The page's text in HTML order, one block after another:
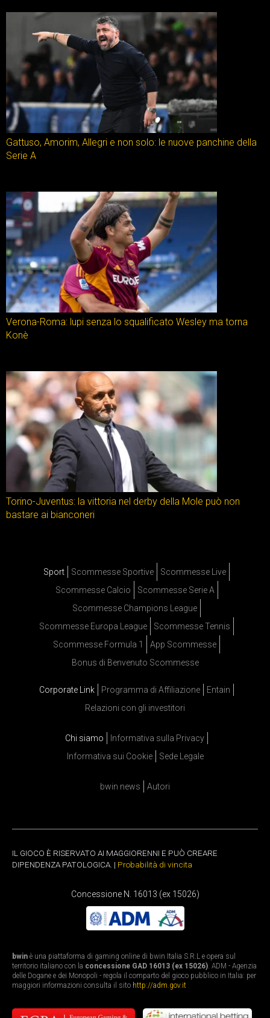
Gattuso, Amorim, Allegri e non solo: le nuove panchine della
Serie A
Verona-Roma: lupi senza lo squalificato Wesley ma torna
Konè
Torino-Juventus: la vittoria nel derby della Mole può non
bastare ai bianconeri
Sport Scommesse Sportive
Scommesse Live
Scommesse Calcio
Scommesse Serie A
Scommesse Champions League
Scommesse Europa League
Scommesse Tennis
Scommesse Formula 1
App Scommesse
Bonus di Benvenuto Scommesse
Corporate Link Programma di Affiliazione
Entain
Relazioni con gli investitori
Chi siamo
Informativa sulla Privacy
Informativa sui Cookie
Sede Legale
bwin news Autori
IL GIOCO È RISERVATO AI MAGGIORENNI E PUÒ CREARE
DIPENDENZA PATOLOGICA. | Probabilità di vincita
Concessione N. 16013 (ex 15026)
bwin è una piattaforma di gaming online di bwin Italia S.R.L e opera sul
territorio italiano con la concessione GAD 16013 (ex 15026). ADM - Agenzia
delle Dogane e dei Monopoli - regola il comparto del gioco pubblico in Italia: per
maggiori informazioni consulta il sito http://adm.gov.it